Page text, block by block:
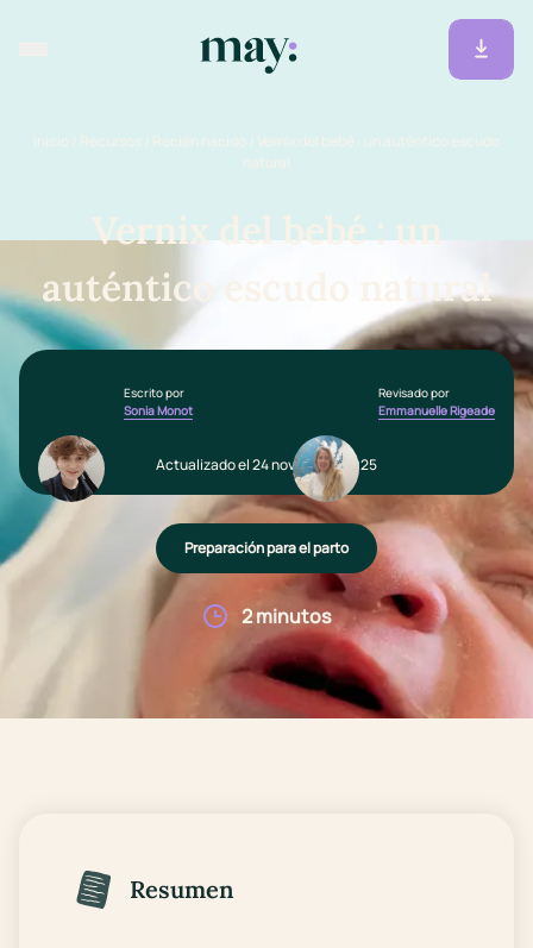
Inicio / Recursos / Recién nacido / Vernix del bebé : un auténtico escudo
natural
Vernix del bebé : un
auténtico escudo natural
Escrito por
Sonia Monot
Revisado por
Emmanuelle Rigeade
Actualizado el 24 noviembre 2025
Preparación para el parto
2 minutos
Resumen